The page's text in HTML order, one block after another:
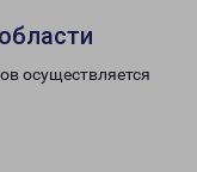
осуществляется